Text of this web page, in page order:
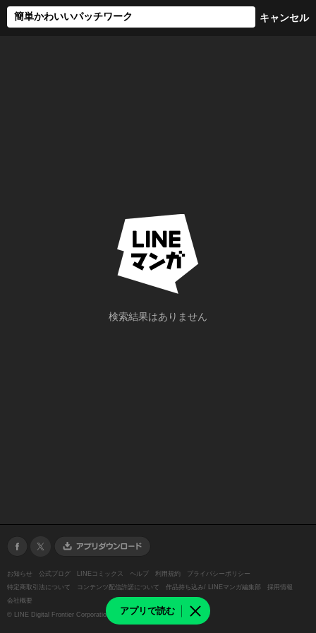
アプリで読む
検索結果はありません
お知らせ 公式ブログ LINEコミックス ヘルプ 利用規約
プライバシーポリシー
特定商取引法について
コンテンツ配信許諾について 作品持ち込み/ LINEマンガ編集部
採用情報
会社概要
© LINE Digital Frontier Corporation